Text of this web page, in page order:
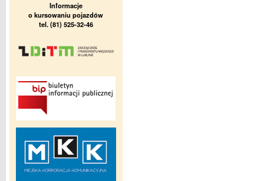
Informacje
o kursowaniu pojazdów
tel. (81) 525-32-46